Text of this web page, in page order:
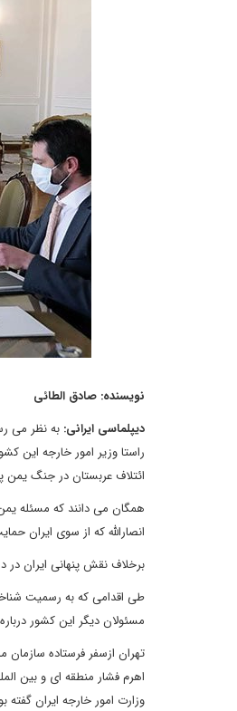
نویسنده: صادق الطائی
دیپلماسی ایرانی: به نظر می
راستا وزیر امور خارجه این
ائتلاف عربستان در جنگ یمن
همگان می دانند که مسئله
انصارالله که از سوی ایران
برخلاف نقش پنهانی ایران در
طی اقدامی که به رسمیت
مسئولان دیگر این کشور
تهران ازسفر فرستاده
اهرم فشار منطقه ای و بین
وزارت امور خارجه ایران